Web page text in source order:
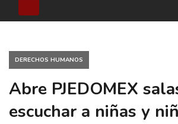
DERECHOS HUMANOS
Abre PJEDOMEX
escuchar a niñas y